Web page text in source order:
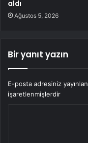
aldı
Ağustos 5, 2026
Bir yanıt yazın
E-posta adresiniz
işaretlenmişlerdir